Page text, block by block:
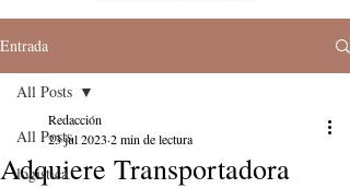
Entrada
All Posts
logistica
All Posts
Adquiere Transportadora
Redacción
23 jul 2023 2 min de lectura